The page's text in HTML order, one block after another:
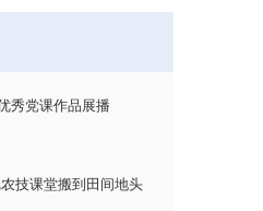
秀党课作品展播
技课堂搬到田间地头